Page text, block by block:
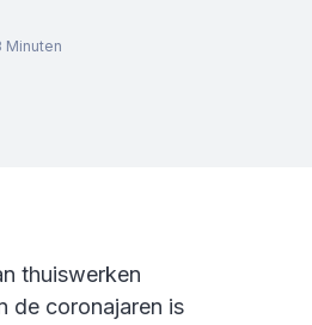
Minuten
thuiswerken
de coronajaren is